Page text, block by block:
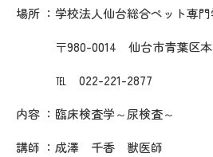
場所 ：学校法人仙台総合ペット専門
〒980-0014 仙台市青葉区本
℡ 022-221-2877
内容 ：臨床検査学～尿検査～
講師 ：成澤 千香 獣医師